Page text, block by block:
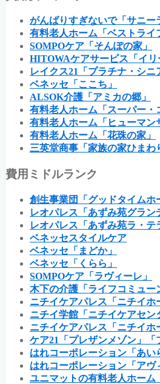
がんばりすぎないで「サニー
有料老人ホーム「ベストライ
SOMPOケア「そんぽの家」
HITOWAケアサービス「イリ
レイクス21「プラチナ・シニ
ベネッセ「ここち」
ALSOK介護「アミカの郷」
有料老人ホーム「スーパー・
有料老人ホーム「ヒューマン
有料老人ホーム「花珠の家」
三英堂商事「家族の家ひまわ
費用ミドルランク
創生事業団「グッドタイムホ
レオパレス「あずみ苑グラン
レオパレス「あずみ苑ラ・テ
ベネッセスタイルケア
ベネッセ「まどか」
ベネッセ「くらら」
SOMPOケア「ラヴィーレ」
木下の介護「ライフコミュー
ニチイケアパレス「ニチイホ
ニチイ学館「ニチイケアセン
ニチイケアパレス「ニチイホ
ケア21「プレザンメゾン」「
はれコーポレーション「あい
はれコーポレーション「アヴ
ユニマットの有料老人ホーム